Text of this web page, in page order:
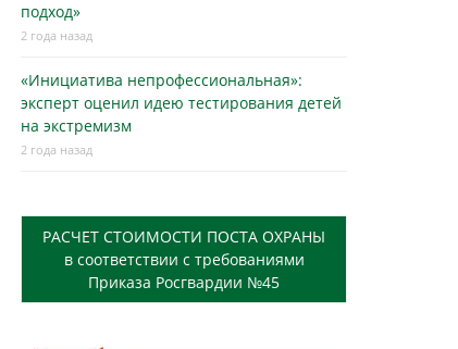
подход»
2 года назад
«Инициатива непрофессиональная»:
эксперт оценил идею тестирования детей
на экстремизм
2 года назад
РАСЧЕТ СТОИМОСТИ ПОСТА ОХРАНЫ
в соответствии с требованиями
Приказа Росгвардии №45